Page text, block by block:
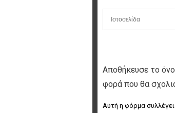
Αποθήκευσε το
φορά που θα
Αυτή η φόρμα